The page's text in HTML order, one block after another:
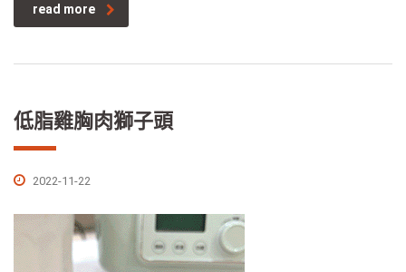
read more
低脂雞胸肉獅子頭
2022-11-22